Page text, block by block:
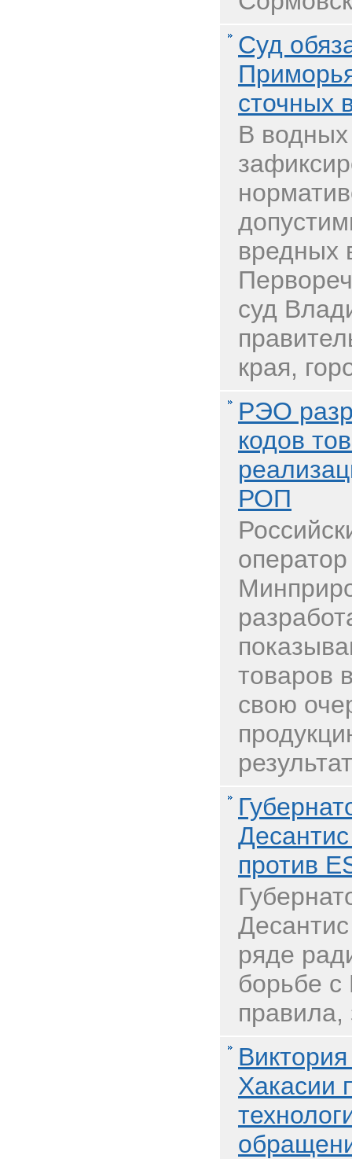
Суд
сточных
В водных
вредных
суд
края,
РЭО
кодов
РОП
товаров
свою
против
ряде
борьбе с
правила,
Хакасии